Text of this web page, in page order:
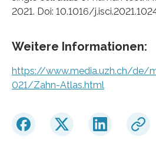
2021. Doi: 10.1016/
Weitere Informationen:
https://www.media.uzh.ch/de/
021/Zahn-Atlas.html